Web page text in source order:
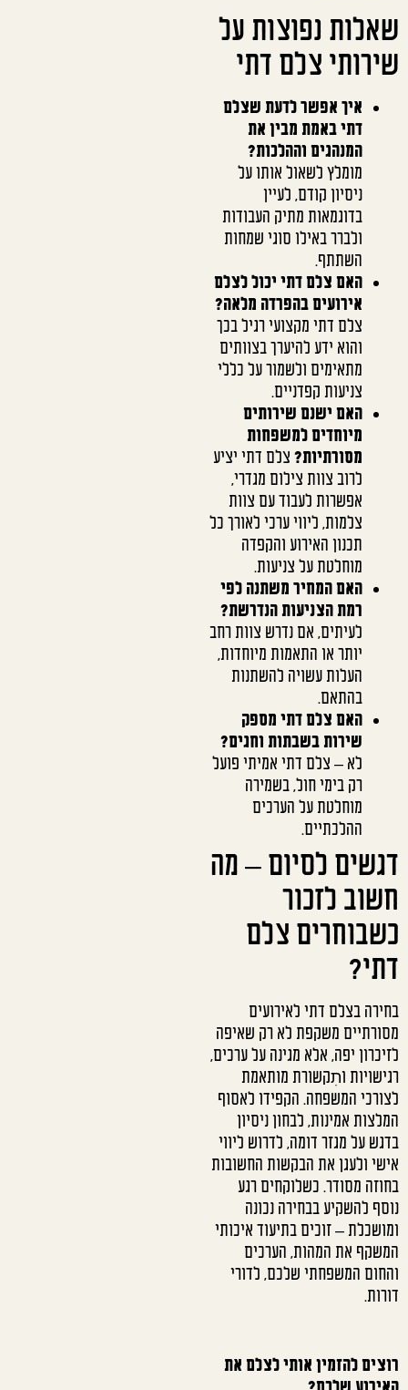
שאלות נפוצות על
שירותי צלם דתי
איך אפשר לדעת שצלם
דתי באמת מבין את
המנהגים וההלכות?
מומלץ לשאול אותו על
ניסיון קודם, לעיין
בדוגמאות מתיק העבודות
ולברר באילו סוגי שמחות
השתתף.
האם צלם דתי יכול לצלם
אירועים בהפרדה מלאה?
צלם דתי מקצועי רגיל בכך
והוא ידע להיערך בצוותים
מתאימים ולשמור על כללי
צניעות קפדניים.
האם ישנם שירותים
מיוחדים למשפחות
מסורתיות? צלם דתי יציע
לרוב צוות צילום מגדרי,
אפשרות לעבוד עם צוות
צלמות, ליווי ערכי לאורך כל
תכנון האירוע והקפדה
מוחלטת על צניעות.
האם המחיר משתנה לפי
רמת הצניעות הנדרשת?
לעיתים, אם נדרש צוות רחב
יותר או התאמות מיוחדות,
העלות עשויה להשתנות
בהתאם.
האם צלם דתי מספק
שירות בשבתות וחגים?
לא – צלם דתי אמיתי פועל
רק בימי חול, בשמירה
מוחלטת על הערכים
ההלכתיים.
דגשים לסיום – מה
חשוב לזכור
כשבוחרים צלם
דתי?
בחירה בצלם דתי לאירועים
מסורתיים משקפת לא רק שאיפה
לזיכרון יפה, אלא מגינה על ערכים,
רגישויות ותִקשורת מותאמת
לצורכי המשפחה. הקפידו לאסוף
המלצות אמינות, לבחון ניסיון
בדגש על מגזר דומה, לדרוש ליווי
אישי ולעגן את הבקשות החשובות
בחוזה מסודר. כשלוקחים רגע
נוסף להשקיע בבחירה נכונה
ומושכלת – זוכים בתיעוד איכותי
המשקף את המהות, הערכים
והחום המשפחתי שלכם, לדורי
דורות.
רוצים להזמין אותי לצלם את